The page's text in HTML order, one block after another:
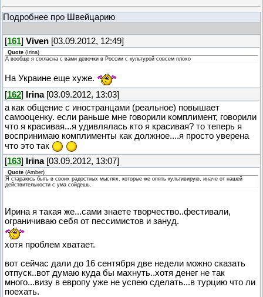
Подробнее про Швейцарию
[161] Viven [03.09.2012, 12:49]
Quote ( Irina)
А вообще я согласна с вами девочки в России с культурой совсем плохо
На Украине еще хуже.
[162] Irina[03.09.2012, 13:03]
а как общение с иностранцами (реальное) повышает
самооценку. если раньше мне говорили комплимент, говорили
что я красивая...я удивлялась кто я красивая? то теперь я
воспринимаю комплименты как должное....я просто уверена
что это так
[163] Irina[03.09.2012, 13:07]
Quote (Amber)
Я стараюсь быть в своих радостных мыслях. которые же опять культивирую, иначе от нашей
действительности с ума сойдешь.
Ирина я такая же...сами знаете творчество..фестивали,
ограничиваю себя от пессимистов и зануд.
хотя проблем хватает.
вот сейчас дали до 16 сентября две недели можно сказать
отпуск..вот думаю куда бы махнуть..хотя денег не так
много...визу в европу уже не успею сделать...в турцию что ли
поехать.